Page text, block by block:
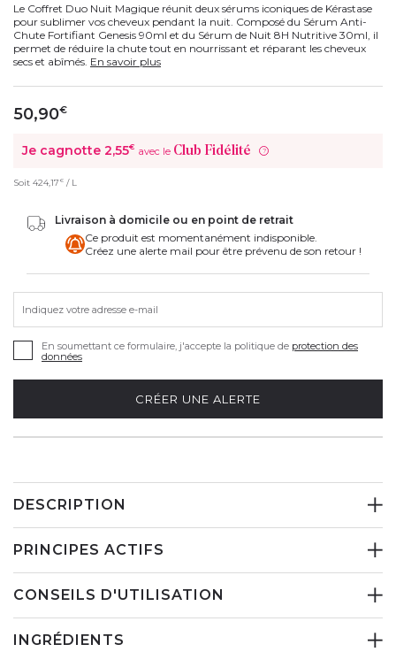
Le Coffret Duo Nuit Magique réunit deux sérums iconiques de Kérastase
pour sublimer vos cheveux pendant la nuit. Composé du Sérum Anti-
Chute Fortifiant Genesis 90ml et du Sérum de Nuit 8H Nutritive 30ml, il
permet de réduire la chute tout en nourrissant et réparant les cheveux
secs et abîmés. En savoir plus
50,90€
Je cagnotte 2,55€ avec le Club Fidélité ?
Soit 424,17 € / L
Livraison à domicile ou en point de retrait
Ce produit est momentanément indisponible.
Créez une alerte mail pour être prévenu de son retour !
Indiquez votre adresse e-mail
En soumettant ce formulaire, j'accepte la politique de protection des
données
CRÉER UNE ALERTE
DESCRIPTION
PRINCIPES ACTIFS
CONSEILS D'UTILISATION
INGRÉDIENTS